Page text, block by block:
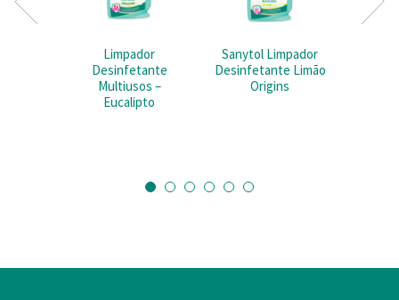
que lhes forneceu ou recolhidas por estes a partir da sua
Limpador
Desinfetante
Multiusos –
Eucalipto
Sanytol Limpador
Desinfetante Limão
Origins